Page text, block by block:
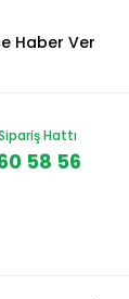
Haber Ver
Hattı
58 56